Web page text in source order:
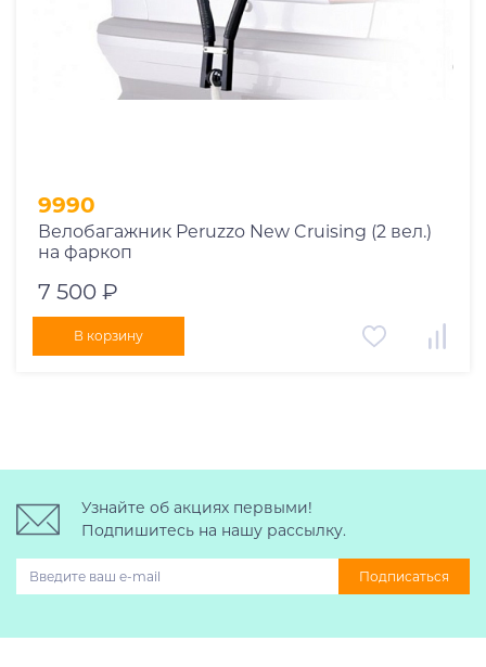
9990
Велобагажник Peruzzo New Cruising (2 вел.)
на фаркоп
7 500 ₽
В корзину
Узнайте об акциях первыми!
Подпишитесь на нашу рассылку.
Подписаться